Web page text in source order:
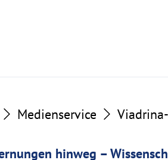
Medienservice
hinweg –